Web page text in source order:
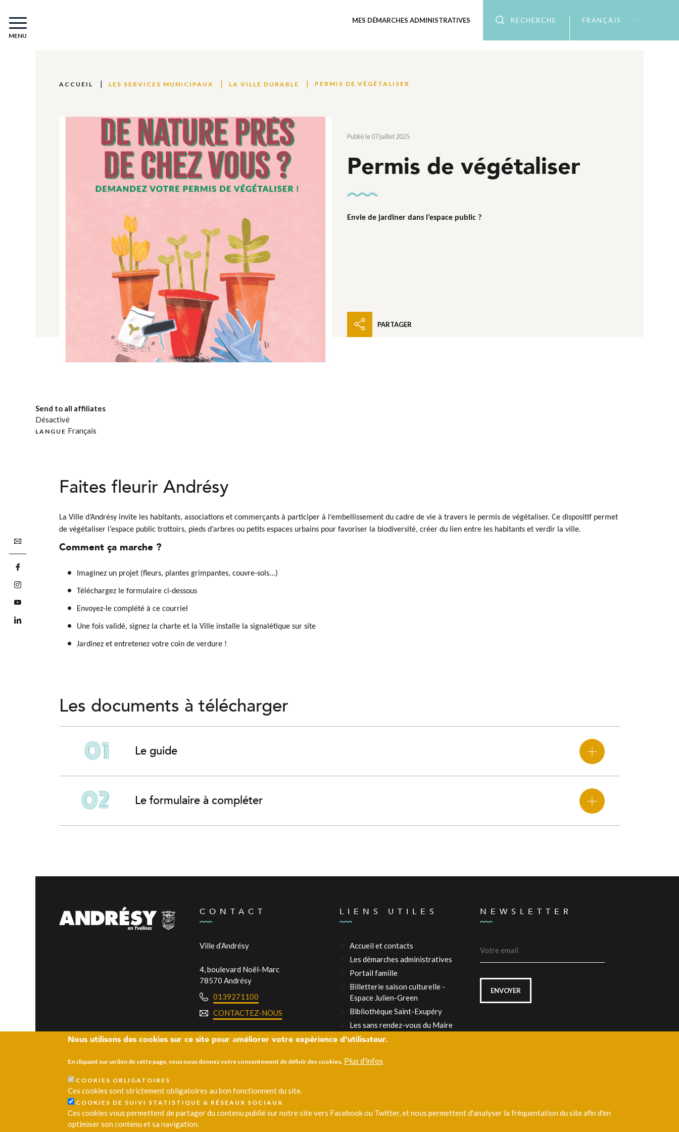
MENU
MES DÉMARCHES ADMINISTRATIVES RECHERCHE FRANÇAIS
ACCUEIL LES SERVICES MUNICIPAUX LA VILLE DURABLE PERMIS DE VÉGÉTALISER
Publié le 07 juillet 2025
Permis de végétaliser
Envie de jardiner dans l’espace public ?
PARTAGER
Send to all affiliates
Désactivé
LANGUE Français
Faites fleurir Andrésy
La Ville d’Andrésy invite les habitants, associations et commerçants à participer à l’embellissement du cadre de vie à travers le permis de végétaliser. Ce dispositif permet
de végétaliser l’espace public trottoirs, pieds d’arbres ou petits espaces urbains pour favoriser la biodiversité, créer du lien entre les habitants et verdir la ville.
Comment ça marche ?
Imaginez un projet (fleurs, plantes grimpantes, couvre-sols...)
Téléchargez le formulaire ci-dessous
Envoyez-le complété à ce courriel
Une fois validé, signez la charte et la Ville installe la signalétique sur site
Jardinez et entretenez votre coin de verdure !
Les documents à télécharger
Le guide
Le formulaire à compléter
CONTACT
Ville d’Andrésy
4, boulevard Noël-Marc
78570 Andrésy
0139271100
CONTACTEZ-NOUS
LIENS UTILES
Accueil et contacts
Les démarches administratives
Portail famille
Billetterie saison culturelle -
Espace Julien-Green
Bibliothèque Saint-Exupéry
Les sans rendez-vous du Maire
La Mairie recrute
NEWSLETTER
ENVOYER
© 2026 Ville d’Andrésy Mentions légales Plan du site
Nous utilisons des cookies sur ce site pour améliorer votre expérience d'utilisateur.
En cliquant sur un lien de cette page, vous nous donnez votre consentement de définir des cookies. Plus d'infos
COOKIES OBLIGATOIRES
Ces cookies sont strictement obligatoires au bon fonctionnent du site.
COOKIES DE SUIVI STATISTIQUE & RÉSEAUX SOCIAUX
Ces cookies vous permettent de partager du contenu publié sur notre site vers Facebook ou Twitter, et nous permettent d'analyser la fréquentation du site afin d'en
optimiser son contenu et sa navigation.